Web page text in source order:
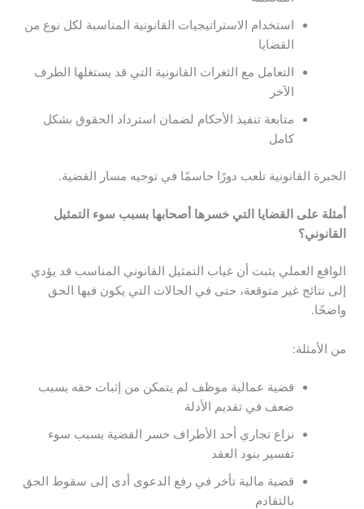
استخدام الاستراتيجيات القانونية المناسبة لكل نوع من
القضايا
التعامل مع الثغرات القانونية التي قد يستغلها الطرف
الآخر
متابعة تنفيذ الأحكام لضمان استرداد الحقوق بشكل
كامل
الخبرة القانونية تلعب دورًا حاسمًا في توجيه مسار القضية.
أمثلة على القضايا التي خسرها أصحابها بسبب سوء التمثيل
القانوني؟
الواقع العملي يثبت أن غياب التمثيل القانوني المناسب قد يؤدي
إلى نتائج غير متوقعة، حتى في الحالات التي يكون فيها الحق
واضحًا.
من الأمثلة:
قضية عمالية موظف لم يتمكن من إثبات حقه بسبب
ضعف في تقديم الأدلة
نزاع تجاري أحد الأطراف خسر القضية بسبب سوء
تفسير بنود العقد
قضية مالية تأخر في رفع الدعوى أدى إلى سقوط الحق
بالتقادم